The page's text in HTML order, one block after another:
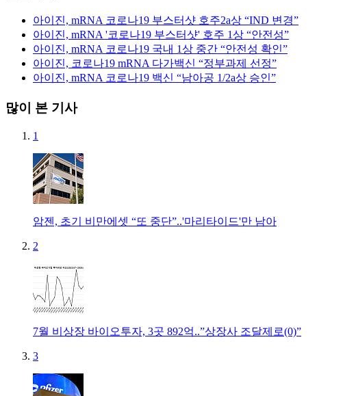
아이진, mRNA 코로나19 부스터샷 호주2a상 “IND 변경”
아이진, mRNA '코로나19 부스터샷' 호주 1상 “안전성”
아이진, mRNA 코로나19 국내 1상 중간 “안전성 확인”
아이진, 코로나19 mRNA 다가백신 “정부과제 선정”
아이진, mRNA 코로나19 백신 “남아공 1/2a상 승인”
많이 본 기사
1
암젠, 초기 비만에셋 “또 중단”..'마리타이드'만 남아
2
7월 비상장 바이오투자, 3곳 892억..”상장사 조달제로(0)”
3